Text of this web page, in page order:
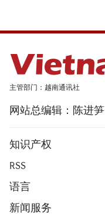
主管部门：越南通讯社
网站总编辑：陈进笋
知识产权
RSS
语言
新闻服务